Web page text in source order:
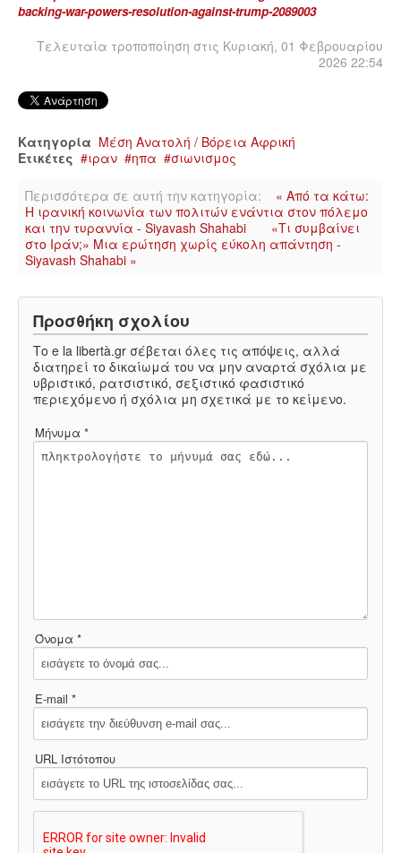
backing-war-powers-resolution-against-trump-2089003
Τελευταία τροποποίηση στις Κυριακή, 01 Φεβρουαρίου
2026 22:54
Κατηγορία Μέση Ανατολή / Βόρεια Αφρική
Ετικέτες
ιραν ηπα σιωνισμος
Περισσότερα σε αυτή την κατηγορία:
« Από τα κάτω:
Η ιρανική κοινωνία των πολιτών ενάντια στον πόλεμο
και την τυραννία - Siyavash Shahabi
«Τι συμβαίνει
στο Ιράν;» Μια ερώτηση χωρίς εύκολη απάντηση -
Siyavash Shahabi »
Προσθήκη σχολίου
Το e la libertà.gr σέβεται όλες τις απόψεις, αλλά
διατηρεί το δικαίωμά του να μην αναρτά σχόλια με
υβριστικό, ρατσιστικό, σεξιστικό φασιστικό
περιεχόμενο ή σχόλια μη σχετικά με το κείμενο.
Μήνυμα *
Όνομα *
E-mail *
URL Ιστότοπου